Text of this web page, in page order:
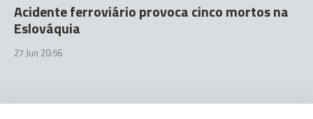
Acidente ferroviário provoca cinco mortos na
Eslováquia
27 Jun 20:56